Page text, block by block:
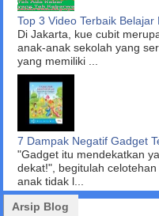
Top 3 Video Terbaik
Di Jakarta, kue cubit
anak-anak sekolah yang
yang memiliki ...
7 Dampak Negatif Gadget
"Gadget itu mendekatkan
dekat!", begitulah
anak tidak l...
Arsip Blog